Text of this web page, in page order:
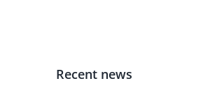
Recent news